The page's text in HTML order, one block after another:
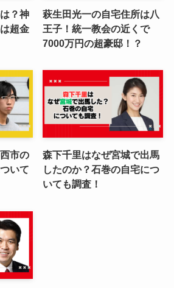
？神
超金
萩生田光一の自宅住所は八
王子！統一教会の近くで
7000万円の超豪邸！？
市の
いて
森下千里はなぜ宮城で出馬
したのか？石巻の自宅につ
いても調査！